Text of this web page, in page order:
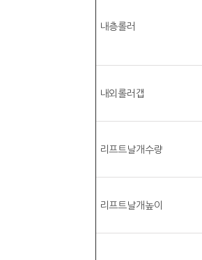
내층롤러
내외롤러갭
리프트날개수량
리프트날개높이